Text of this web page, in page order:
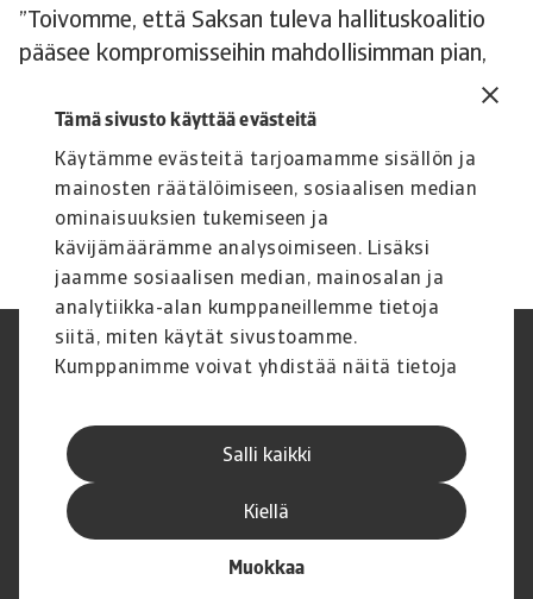
Tämä sivusto käyttää evästeitä
Käytämme evästeitä tarjoamamme sisällön ja
mainosten räätälöimiseen, sosiaalisen median
ominaisuuksien tukemiseen ja
kävijämäärämme analysoimiseen. Lisäksi
jaamme sosiaalisen median, mainosalan ja
analytiikka-alan kumppaneillemme tietoja
siitä, miten käytät sivustoamme.
Kumppanimme voivat yhdistää näitä tietoja
joita on kerätty, kun olet käyttänyt heidän
palvelujaan.
Salli kaikki
Muokkaa
Kiellä
”Toivomme, että Saksan tuleva hallituskoalitio
pääsee kompromisseihin mahdollisimman pian,
sillä Saksassa on valtavasti potentiaalia, jos se
investoi enemmän uuteen infrastruktuuriin,
puuttuu byrokratiaan ja onnistuu energian
hintojen alentamisessa”, Juhani Laitala sanoo.
Legal Notice
Tietosuojaseloste
Toimintatila
Whistleblowing
Palautteen antaminen
Uramahdollisuudet